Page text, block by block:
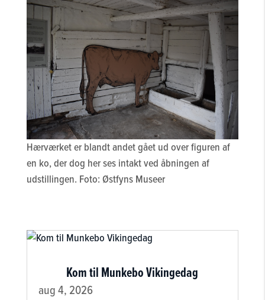
Hærværket er blandt andet gået ud over figuren af
en ko, der dog her ses intakt ved åbningen af
udstillingen. Foto: Østfyns Museer
Kom til Munkebo Vikingedag
aug 4, 2026